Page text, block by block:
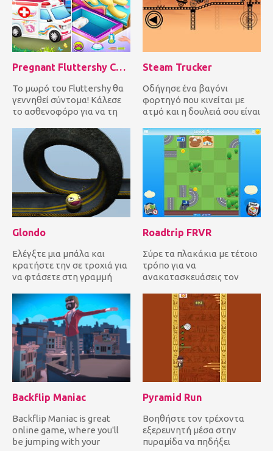
Pregnant Fluttershy Check Up
Το μωρό του Fluttershy θα
γεννηθεί σύντομα! Κάλεσε
το ασθενοφόρο για να τη
Steam Trucker
Οδήγησε ένα βαγόνι
φορτηγό που κινείται με
ατμό και η δουλειά σου είναι
στο...
Glondo
Ελέγξτε μια μπάλα και
κρατήστε την σε τροχιά για
να φτάσετε στη γραμμή
δυνατόν γρ...
Roadtrip FRVR
Σύρε τα πλακάκια με τέτοιο
τρόπο για να
ανακατασκευάσεις τον
να μπορεί να...
Backflip Maniac
Backflip Maniac is great
online game, where you'll
be jumping with your
Pyramid Run
Βοηθήστε τον τρέχοντα
εξερευνητή μέσα στην
πυραμίδα να πηδήξει